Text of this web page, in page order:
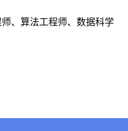
、算法工程师、数据科学